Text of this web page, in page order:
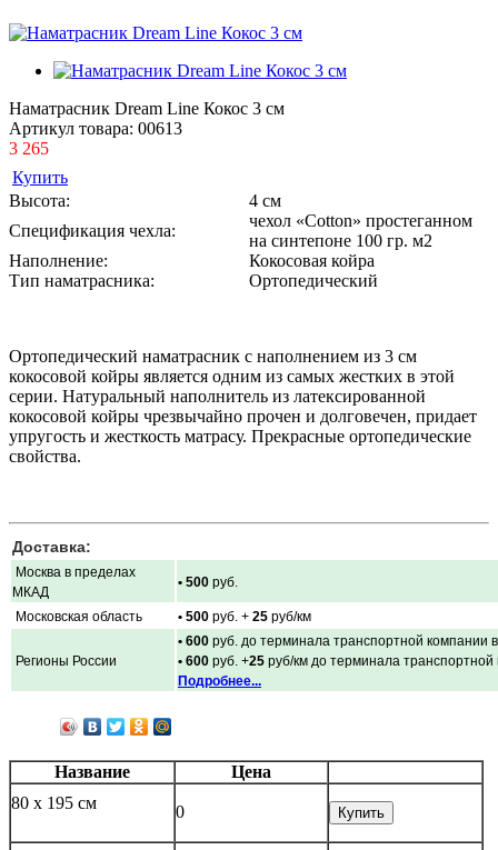
Наматрасник Dream Line Кокос 3 см
Артикул товара: 00613
3 265
Купить
Высота:
4 см
Спецификация чехла:
чехол «Cotton» простеганном
на синтепоне 100 гр. м2
Наполнение:
Кокосовая койра
Тип наматрасника:
Ортопедический
Ортопедический наматрасник с наполнением из 3 см
кокосовой койры является одним из самых жестких в этой
серии. Натуральный наполнитель из латексированной
кокосовой койры чрезвычайно прочен и долговечен, придает
упругость и жесткость матрасу. Прекрасные ортопедические
свойства.
Доставка:
Москва в пределах
МКАД
• 500 руб.
Московская область • 500 руб. + 25 руб/км
Регионы России
• 600 руб. до терминала транспортной компании
• 600 руб. +25 руб/км до терминала
Подробнее...
Название
Цена
80 x 195 см
0 Купить